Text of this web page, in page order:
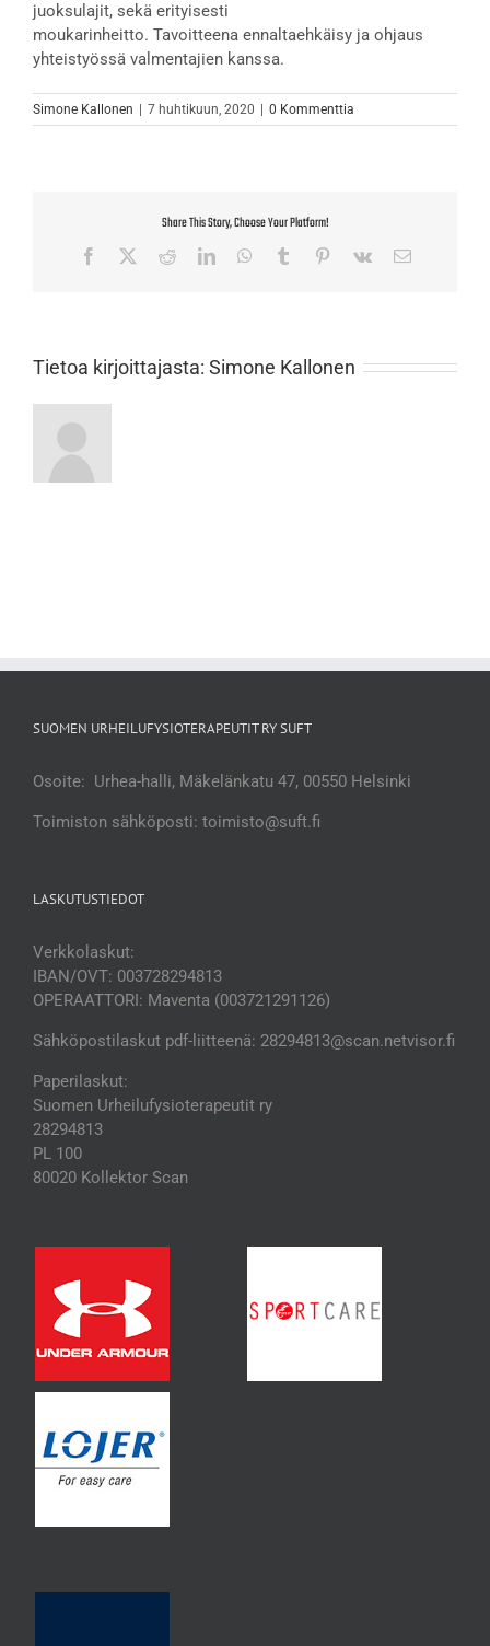
juoksulajit, sekä erityisesti
moukarinheitto. Tavoitteena ennaltaehkäisy ja ohjaus
yhteistyössä valmentajien kanssa.
Simone Kallonen 7 huhtikuun, 2020 0 Kommenttia
Share This Story, Choose Your Platform!
Facebook RedditLinkedInWhatsApp
Tumblr Pinterest
Vk Sähköposti
Tietoa kirjoittajasta: Simone Kallonen
SUOMEN URHEILUFYSIOTERAPEUTIT RY SUFT
Osoite: Urhea-halli, Mäkelänkatu 47, 00550 Helsinki
Toimiston sähköposti: toimisto@suft.fi
LASKUTUSTIEDOT
Verkkolaskut:
IBAN/OVT: 003728294813
OPERAATTORI: Maventa (003721291126)
Sähköpostilaskut pdf-liitteenä: 28294813@scan.netvisor.fi
Paperilaskut:
Suomen Urheilufysioterapeutit ry
28294813
PL 100
80020 Kollektor Scan